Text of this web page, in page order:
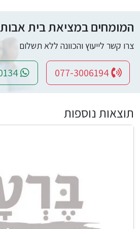
המומחים במציאת בית אבות
צרו קשר לייעוץ והכוונה ללא תשלום
תוצאות נוספות